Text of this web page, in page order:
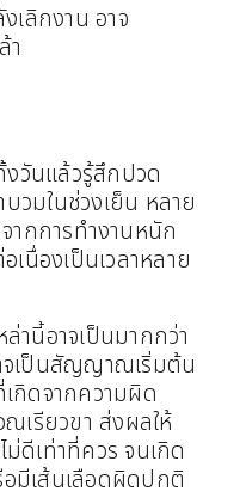
เลิกงาน อาจ
า
งวันแล้วรู้สึกปวด
วมในช่วงเย็น หลาย
ากการทำงานหนัก
นื่องเป็นเวลาหลาย
ล่านี้อาจเป็นมากกว่า
จเป็นสัญญาณเริ่มต้น
เกิดจากความผิด
เรียวขา ส่งผลให้
ม่ดีเท่าที่ควร จนเกิด
มีเส้นเลือดผิดปกติ